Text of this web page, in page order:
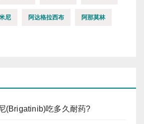
尼 阿达格拉西布 阿那莫林
(Brigatinib)吃多久耐药?